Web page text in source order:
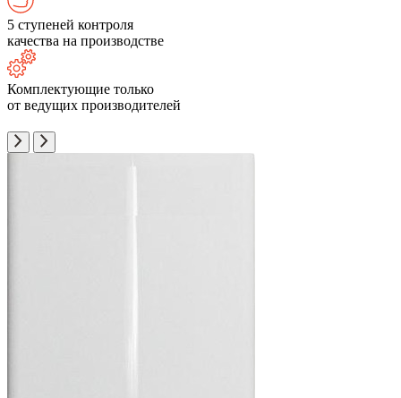
5 ступеней контроля
качества на производстве
Комплектующие только
от ведущих производителей